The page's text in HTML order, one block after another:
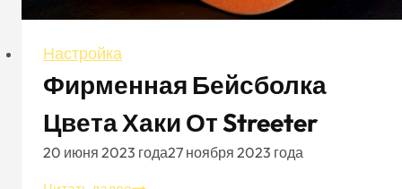
Настройка
Фирменная Бейсболка
Цвета Хаки От Streeter
20 июня 2023 года27 ноября 2023 года